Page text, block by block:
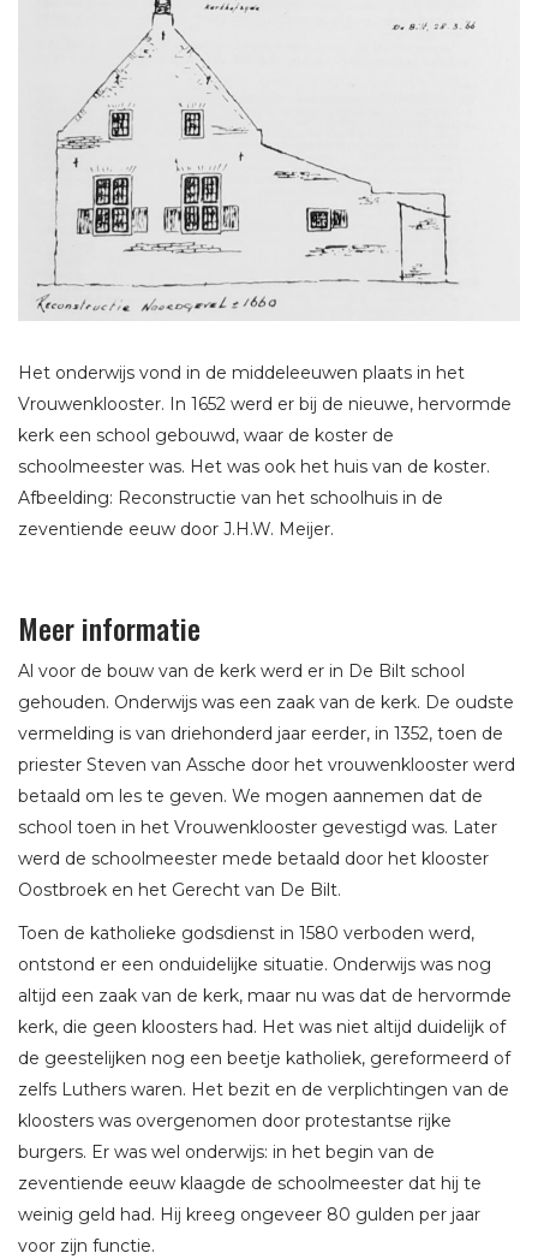
Het onderwijs vond in de middeleeuwen plaats in het
Vrouwenklooster. In 1652 werd er bij de nieuwe, hervormde
kerk een school gebouwd, waar de koster de
schoolmeester was. Het was ook het huis van de koster.
Afbeelding: Reconstructie van het schoolhuis in de
zeventiende eeuw door J.H.W. Meijer.
Meer informatie
Al voor de bouw van de kerk werd er in De Bilt school
gehouden. Onderwijs was een zaak van de kerk. De oudste
vermelding is van driehonderd jaar eerder, in 1352, toen de
priester Steven van Assche door het vrouwenklooster werd
betaald om les te geven. We mogen aannemen dat de
school toen in het Vrouwenklooster gevestigd was. Later
werd de schoolmeester mede betaald door het klooster
Oostbroek en het Gerecht van De Bilt.
Toen de katholieke godsdienst in 1580 verboden werd,
ontstond er een onduidelijke situatie. Onderwijs was nog
altijd een zaak van de kerk, maar nu was dat de hervormde
kerk, die geen kloosters had. Het was niet altijd duidelijk of
de geestelijken nog een beetje katholiek, gereformeerd of
zelfs Luthers waren. Het bezit en de verplichtingen van de
kloosters was overgenomen door protestantse rijke
burgers. Er was wel onderwijs: in het begin van de
zeventiende eeuw klaagde de schoolmeester dat hij te
weinig geld had. Hij kreeg ongeveer 80 gulden per jaar
voor zijn functie.